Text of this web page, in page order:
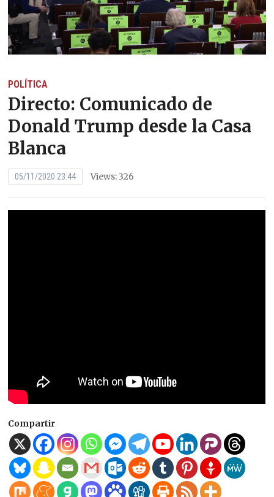
POLÍTICA
Directo: Comunicado de
Donald Trump desde la Casa
Blanca
05/11/2020 23:44 Views: 326
Compartir